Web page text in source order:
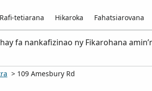
Rafi-tetiarana Hikaroka Fahatsiarovana
fa nankafizinao ny Fikarohana
> 109 Amesbury Rd